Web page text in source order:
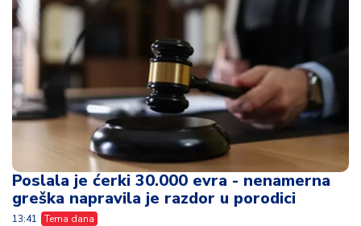
Poslala je ćerki 30.000 evra - nenamerna
greška napravila je razdor u porodici
13:41 Tema dana